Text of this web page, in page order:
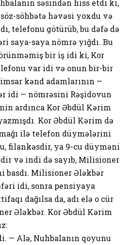
səsindən hiss etdi ki,
söhbətə həvəsi yoxdu və
telefonu götürüb, bu dəfə də
saya-saya nömrə yığdı. Bu
bir iş idi ki, Kor
var idi və onun bir-bir
kənd adamlarının —
idi — nömrəsini Rəşidovun
ardınca Kor Əbdül Kərim
Kor Əbdül Kərim də
ilə telefon düymələrini
filankəsdir, ya 9-cu düyməni
və indi də sayıb, Milisioner
basdı. Milisioner Ələkbər
idi, sonra pensiyaya
dağılsa da, adı elə o cür
Ələkbər. Kor Əbdül Kərim
— Alə, Nuhbalanın qoyunu